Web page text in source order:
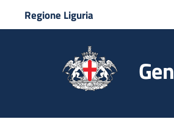
Regione Liguria